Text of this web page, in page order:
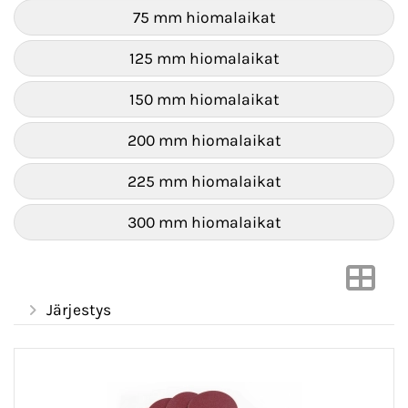
75 mm hiomalaikat
125 mm hiomalaikat
150 mm hiomalaikat
200 mm hiomalaikat
225 mm hiomalaikat
300 mm hiomalaikat
Järjestys